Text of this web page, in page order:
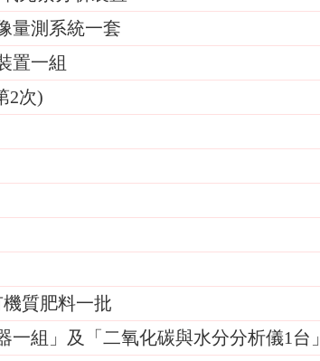
量測系統一套
置一組
2次)
質肥料一批
一組」及「二氧化碳與水分分析儀1台」